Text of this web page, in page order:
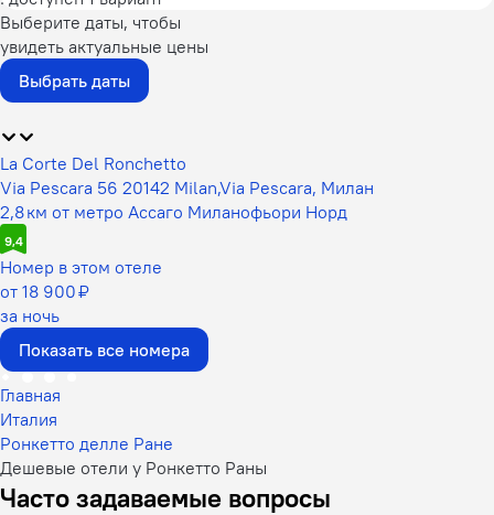
Выберите даты, чтобы
увидеть актуальные цены
Выбрать даты
La Corte Del Ronchetto
Via Pescara 56 20142 Milan,Via Pescara, Милан
2,8 км от метро Ассаго Миланофьори Норд
9,4
Номер в этом отеле
от 18 900 ₽
за ночь
Показать все номера
Главная
Италия
Ронкетто делле Ране
Дешевые отели у Ронкетто Раны
Часто задаваемые вопросы